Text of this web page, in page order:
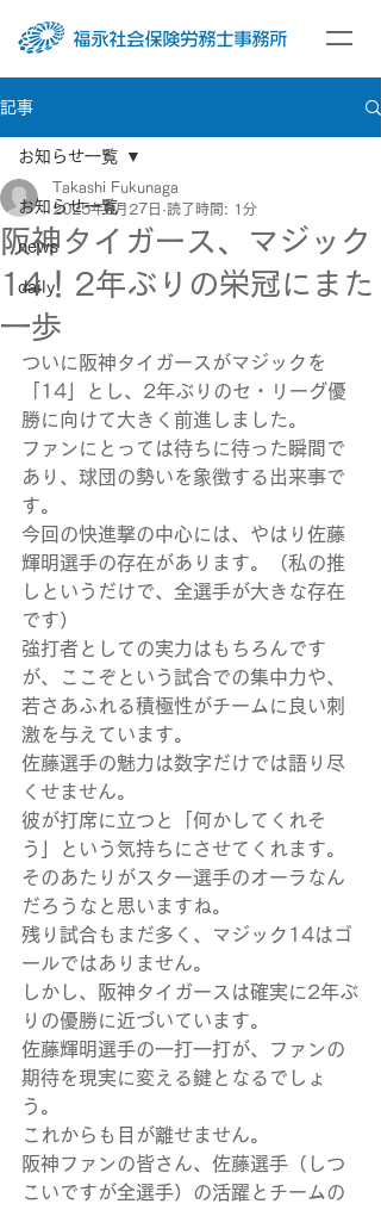
記事
お知らせ一覧
news
daily
お知らせ一覧
阪神タイガース、マジック
14！2年ぶりの栄冠にまた
一歩
Takashi Fukunaga
2025年8月27日 読了時間: 1分
ついに阪神タイガースがマジックを
「14」とし、2年ぶりのセ・リーグ優
勝に向けて大きく前進しました。
ファンにとっては待ちに待った瞬間で
あり、球団の勢いを象徴する出来事で
す。
今回の快進撃の中心には、やはり佐藤
輝明選手の存在があります。（私の推
しというだけで、全選手が大きな存在
です）
強打者としての実力はもちろんです
が、ここぞという試合での集中力や、
若さあふれる積極性がチームに良い刺
激を与えています。
佐藤選手の魅力は数字だけでは語り尽
くせません。
彼が打席に立つと「何かしてくれそ
う」という気持ちにさせてくれます。
そのあたりがスター選手のオーラなん
だろうなと思いますね。
残り試合もまだ多く、マジック14はゴ
ールではありません。
しかし、阪神タイガースは確実に2年ぶ
りの優勝に近づいています。
佐藤輝明選手の一打一打が、ファンの
期待を現実に変える鍵となるでしょ
う。
これからも目が離せません。
阪神ファンの皆さん、佐藤選手（しつ
こいですが全選手）の活躍とチームの